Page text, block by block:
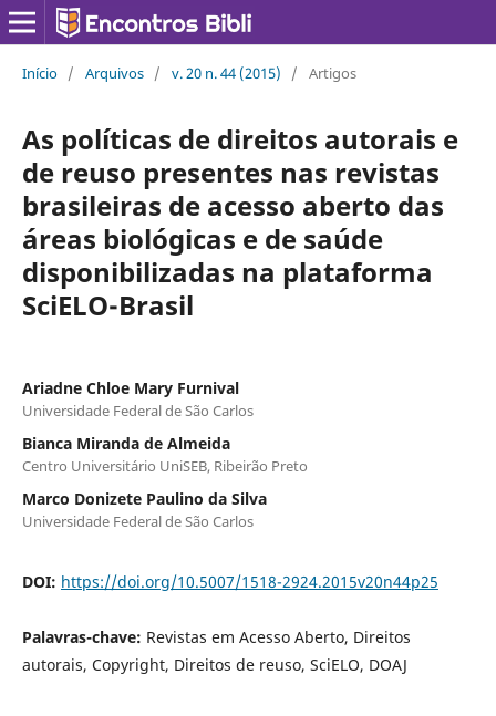
Início / Arquivos / v. 20 n. 44 (2015) / Artigos
As políticas de direitos autorais e
de reuso presentes nas revistas
brasileiras de acesso aberto das
áreas biológicas e de saúde
disponibilizadas na plataforma
SciELO-Brasil
Ariadne Chloe Mary Furnival
Universidade Federal de São Carlos
Bianca Miranda de Almeida
Centro Universitário UniSEB, Ribeirão Preto
Marco Donizete Paulino da Silva
Universidade Federal de São Carlos
DOI: https://doi.org/10.5007/1518-2924.2015v20n44p25
Palavras-chave: Revistas em Acesso Aberto, Direitos
autorais, Copyright, Direitos de reuso, SciELO, DOAJ